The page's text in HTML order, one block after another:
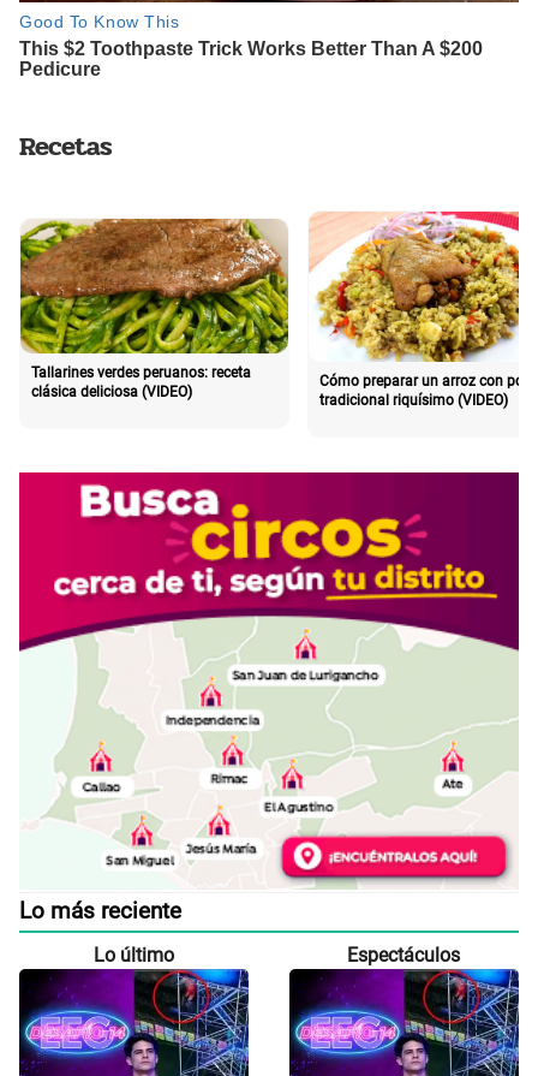
Recetas
Tallarines verdes peruanos: receta
clásica deliciosa (VIDEO)
Cómo preparar un arroz con pollo
tradicional riquísimo (VIDEO)
Lo más reciente
Lo último Espectáculos